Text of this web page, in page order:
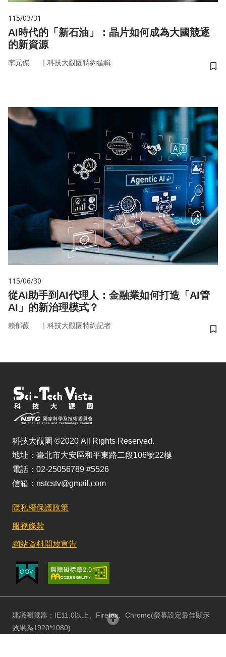
115/03/31
AI時代的「新石油」：晶片如何成為大國競逐
的新資源
李元傑 ｜ 科技大觀園特約編輯
儲
115/06/30
從AI助手到AI代理人：金融業如何打造「AI管
AI」的新治理模式？
賴郁薇 ｜ 科技大觀園特約記者
儲
科技大觀園 ©2020 All Rights Reserved.
地址：臺北市大安區和平東路二段106號22樓
電話：02-25056789 #5526
信箱：nstcstv@gmail.com
隱私權保護政策
服務條款
網站資料開放宣告
建議瀏覽器：IE11.0以上、Firefox、Chrome(螢幕設定最佳顯示
效果為1920*1080)
回頂部